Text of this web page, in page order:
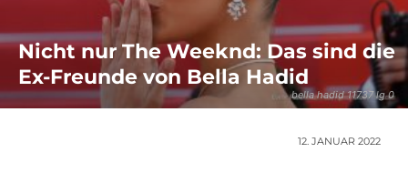
bella hadid 11737 lg 0
Nicht nur The Weeknd: Das sind die
Ex-Freunde von Bella Hadid
12. JANUAR 2022